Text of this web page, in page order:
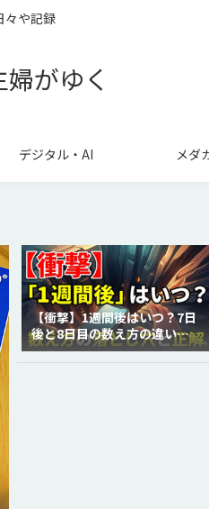
々や記録
がゆく
デジタル・AI メダ
【衝撃】1週間後はいつ？7日
後と8日目の数え方の違いを
徹底解説！